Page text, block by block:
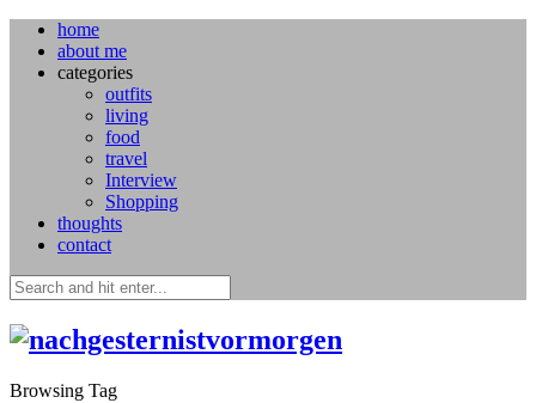
home
about me
categories
outfits
living
food
travel
Interview
Shopping
thoughts
contact
Browsing Tag